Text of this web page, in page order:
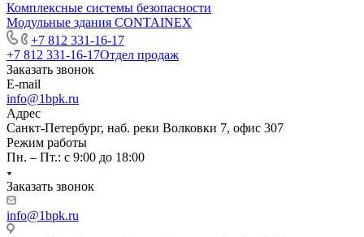
Комплексные системы безопасности
Модульные здания CONTAINEX
+7 812 331-16-17
+7 812 331-16-17Отдел продаж
Заказать звонок
E-mail
info@1bpk.ru
Адрес
Санкт-Петербург, наб. реки Волковки 7, офис 307
Режим работы
Пн. – Пт.: с 9:00 до 18:00
Заказать звонок
info@1bpk.ru